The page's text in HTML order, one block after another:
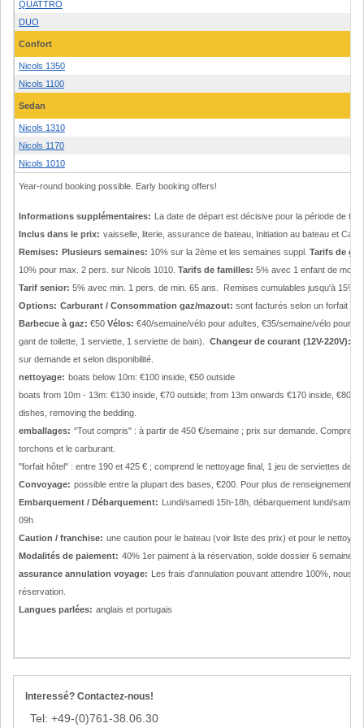
QUATTRO
DUO
Confort
Nicols 1350
Nicols 1100
Sedan
Nicols 1310
Nicols 1170
Nicols 1010
Year-round booking possible. Early booking offers!
Informations supplémentaires: La date de départ est décisive pour la période de
Inclus dans le prix: vaisselle, literie, assurance de bateau, Initiation au bateau et
Remises: Plusieurs semaines: 10% sur la 2ème et les semaines suppl. Tarifs de
10% pour max. 2 pers. sur Nicols 1010. Tarifs de familles: 5% avec 1 enfant de
Tarif senior: 5% avec min. 1 pers. de min. 65 ans. Remises cumulables jusqu'à 15%
Options: Carburant / Consommation gaz/mazout: sont facturés selon un forfait
Barbecue à gaz: €50 Vélos: €40/semaine/vélo pour adultes, €35/semaine/vélo pour
gant de toilette, 1 serviette, 1 serviette de bain). Changeur de courant (12V-220V):
sur demande et selon disponibilité.
nettoyage: boats below 10m: €100 inside, €50 outside
boats from 10m - 13m: €130 inside, €70 outside; from 13m onwards €170 inside, €80
dishes, removing the bedding.
emballages: "Tout compris" : à partir de 450 €/semaine ; prix sur demande.
torchons et le carburant.
"forfait hôtel" : entre 190 et 425 € ; comprend le nettoyage final, 1 jeu de serviettes de
Convoyage: possible entre la plupart des bases, €200. Pour plus de
Embarquement / Débarquement: Lundi/samedi 15h-18h, débarquement lundi/
09h
Caution / franchise: une caution pour le bateau (voir liste des prix) et pour le
Modalités de paiement: 40% 1er paiment à la réservation, solde dossier 6 semaines
assurance annulation voyage: Les frais d'annulation pouvant attendre 100%, nous
réservation.
Langues parlées: anglais et portugais
Interessé? Contactez-nous!
Tel: +49-(0)761-38.06.30